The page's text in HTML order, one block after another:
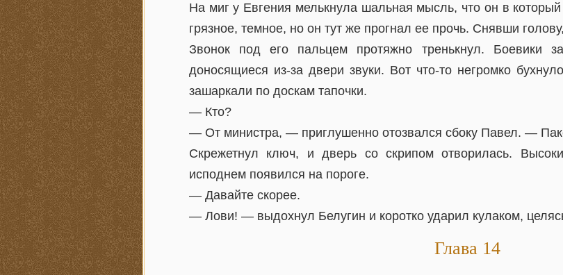
На миг у Евгения мелькнула шальная мысль, что он в который
грязное, темное, но он тут же прогнал ее прочь. Снявши
Звонок под его пальцем протяжно тренькнул. Боевики
доносящиеся из-за двери звуки. Вот что-то негромко
зашаркали по доскам тапочки.
— Кто?
— От министра, — приглушенно отозвался сбоку Павел. —
Скрежетнул ключ, и дверь со скрипом отворилась.
исподнем появился на пороге.
— Давайте скорее.
— Лови! — выдохнул Белугин и коротко ударил кулаком,
Глава 14